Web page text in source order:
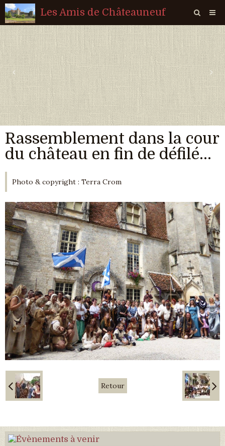
Les Amis de Châteauneuf
Page d'accueil
Livre d'or
Agenda
Quiz
Vidéos
Album
Contact
‹ ›
Rassemblement dans la cour
du château en fin de défilé...
Photo & copyright : Terra Crom
Retour